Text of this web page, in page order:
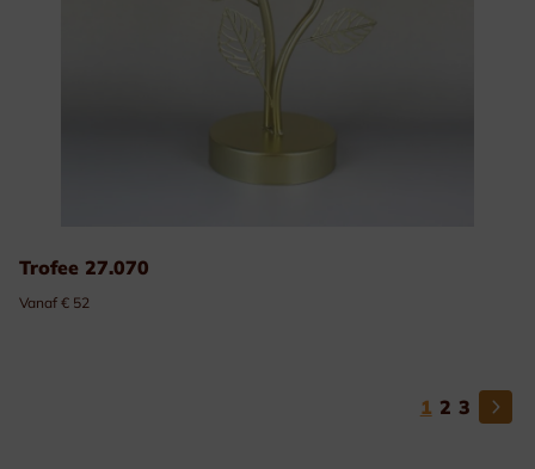
Trofee 27.070
Vanaf € 52
1 2 3